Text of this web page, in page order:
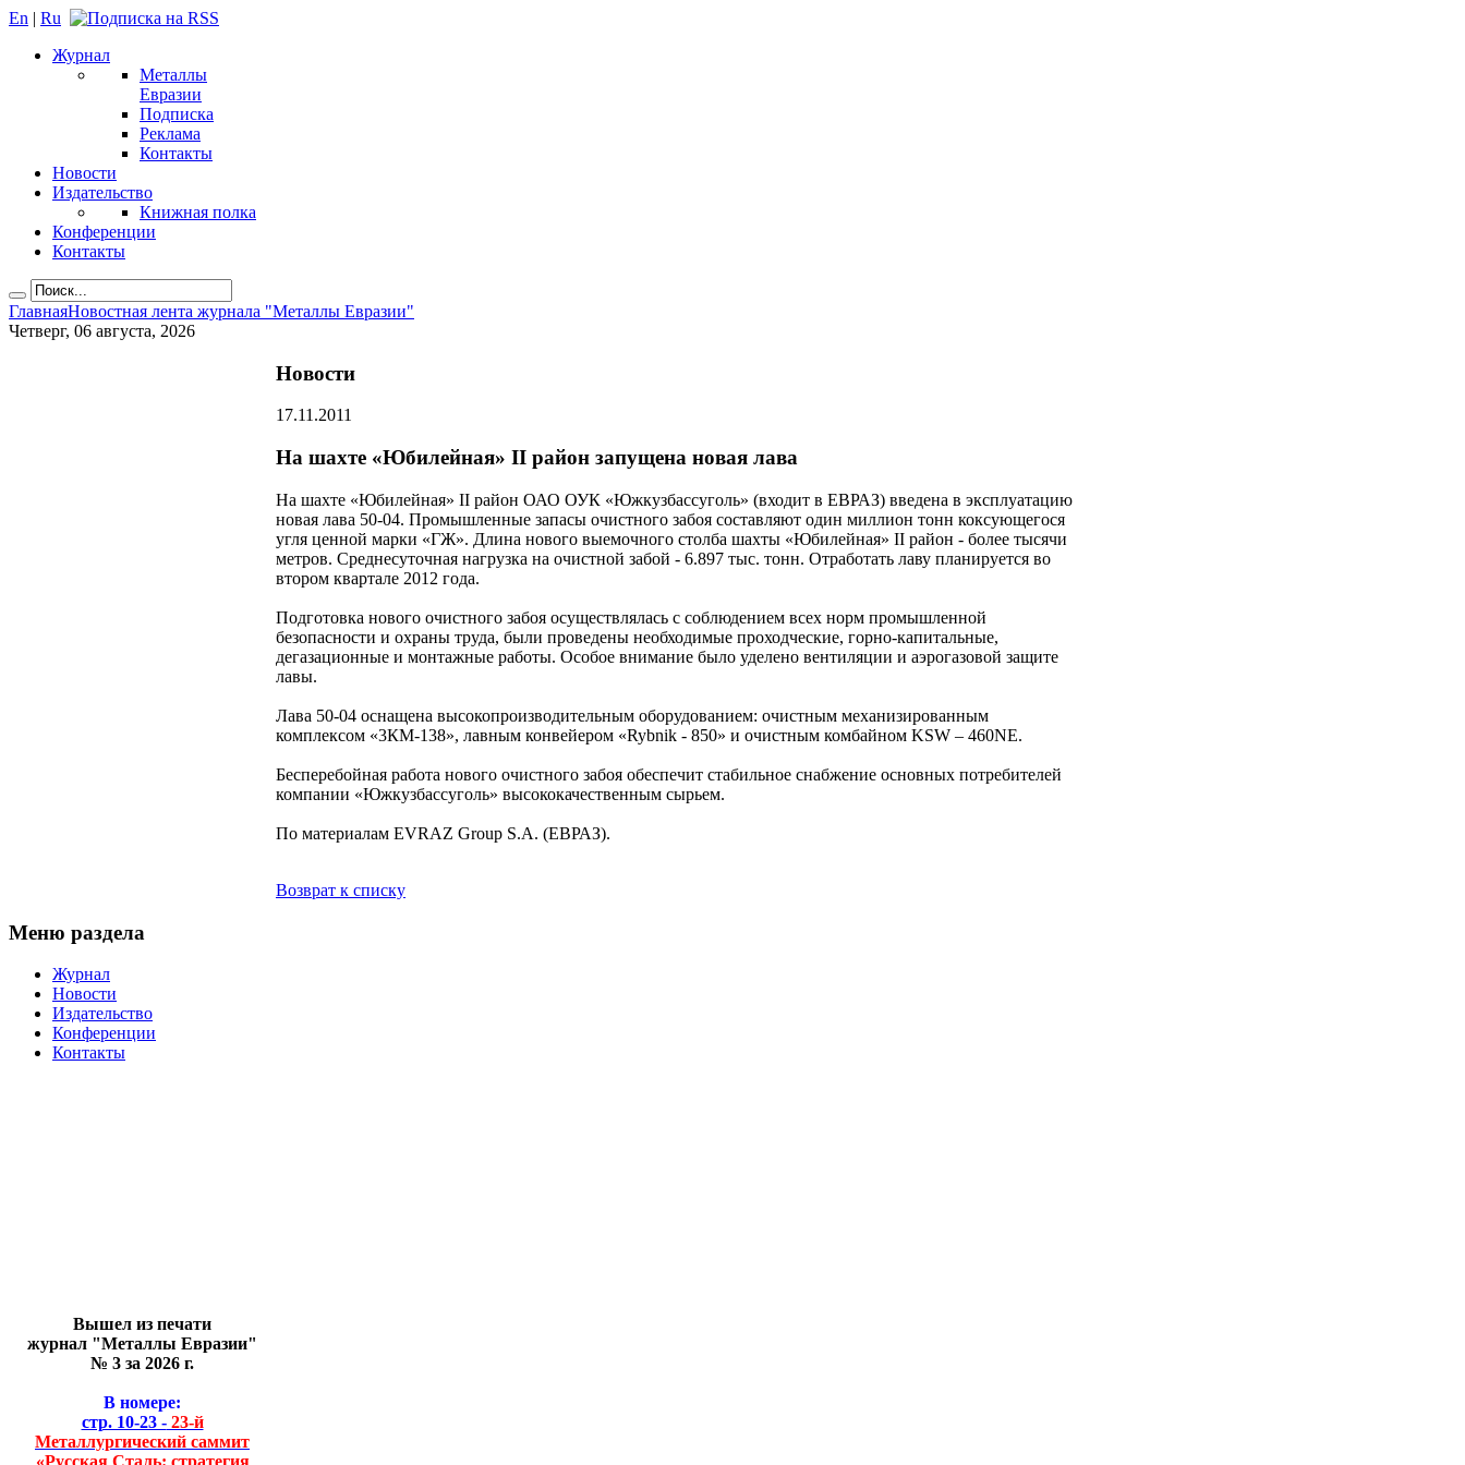
En | Ru
Журнал
Металлы
Евразии
Подписка
Реклама
Контакты
Новости
Издательство
Книжная полка
Конференции
Контакты
ГлавнаяНовостная лента журнала "Металлы Евразии"
Четверг, 06 августа, 2026
Новости
17.11.2011
На шахте «Юбилейная» II район запущена новая лава
На шахте «Юбилейная» II район ОАО ОУК «Южкузбассуголь» (входит в ЕВРАЗ) введена в эксплуатацию
новая лава 50-04. Промышленные запасы очистного забоя составляют один миллион тонн коксующегося
угля ценной марки «ГЖ». Длина нового выемочного столба шахты «Юбилейная» II район - более тысячи
метров. Среднесуточная нагрузка на очистной забой - 6.897 тыс. тонн. Отработать лаву планируется во
втором квартале 2012 года.
Подготовка нового очистного забоя осуществлялась с соблюдением всех норм промышленной
безопасности и охраны труда, были проведены необходимые проходческие, горно-капитальные,
дегазационные и монтажные работы. Особое внимание было уделено вентиляции и аэрогазовой защите
лавы.
Лава 50-04 оснащена высокопроизводительным оборудованием: очистным механизированным
комплексом «3КМ-138», лавным конвейером «Rybnik - 850» и очистным комбайном KSW – 460NE.
Бесперебойная работа нового очистного забоя обеспечит стабильное снабжение основных потребителей
компании «Южкузбассуголь» высококачественным сырьем.
По материалам EVRAZ Group S.A. (ЕВРАЗ).
Возврат к списку
Меню раздела
Журнал
Новости
Издательство
Конференции
Контакты
Вышел из печати
журнал "Металлы Евразии"
№ 3 за 2026 г.
В номере:
стр. 10-23 -23-й
Металлургический саммит